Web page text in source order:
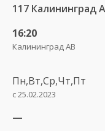
117 Калининград
16:20
Калининград АВ
Пн,Вт,Ср,Чт,Пт
с 25.02.2023
—